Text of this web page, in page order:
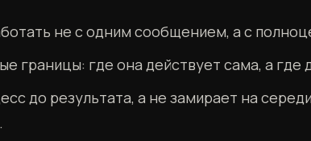
не с одним сообщением, а с
границы: где она действует сама, а где
до результата, а не замирает на